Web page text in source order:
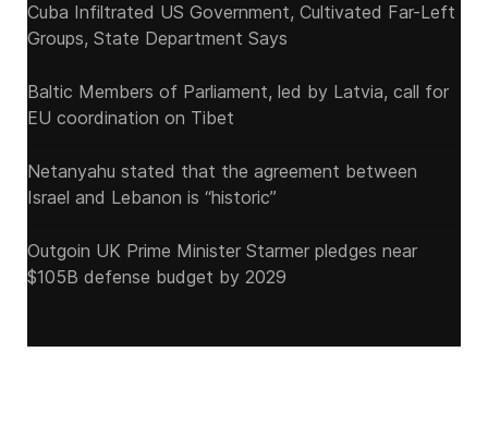
Cuba Infiltrated US Government, Cultivated Far-Left
Groups, State Department Says
Baltic Members of Parliament, led by Latvia, call for
EU coordination on Tibet
Netanyahu stated that the agreement between
Israel and Lebanon is “historic”
Outgoin UK Prime Minister Starmer pledges near
$105B defense budget by 2029